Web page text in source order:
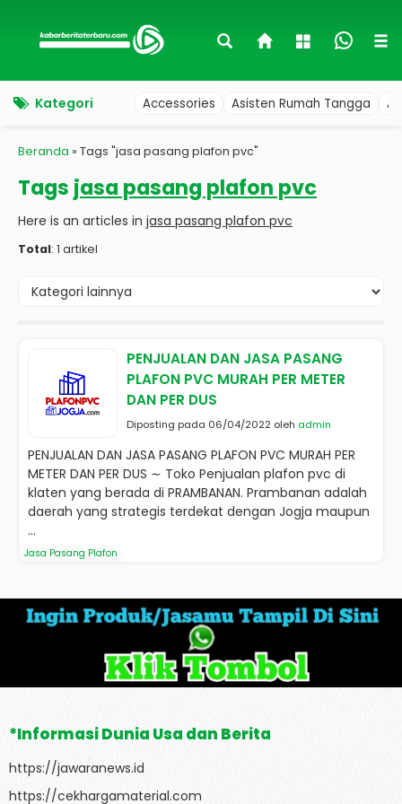
Kategori Accessories Asisten Rumah Tangga
Beranda » Tags "jasa pasang plafon pvc"
Tags jasa pasang plafon pvc
Here is an articles in jasa pasang plafon pvc
Total: 1 artikel
PENJUALAN DAN JASA PASANG
PLAFON PVC MURAH PER METER
DAN PER DUS
Diposting pada 06/04/2022 oleh admin
PENJUALAN DAN JASA PASANG PLAFON PVC MURAH PER
METER DAN PER DUS ∼ Toko Penjualan plafon pvc di
klaten yang berada di PRAMBANAN. Prambanan adalah
daerah yang strategis terdekat dengan Jogja maupun
...
Jasa Pasang Plafon
*Informasi Dunia Usa dan Berita
https://jawaranews.id
https://cekhargamaterial.com